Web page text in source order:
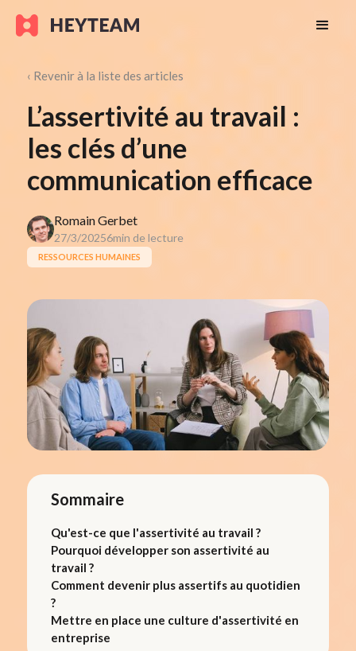
‹ Revenir à la liste des articles
L’assertivité au travail :
les clés d’une
communication efficace
Romain Gerbet
27/3/20256min de lecture
RESSOURCES HUMAINES
Sommaire
Qu'est-ce que l'assertivité au travail ?
Pourquoi développer son assertivité au
travail ?
Comment devenir plus assertifs au quotidien
?
Mettre en place une culture d'assertivité en
entreprise